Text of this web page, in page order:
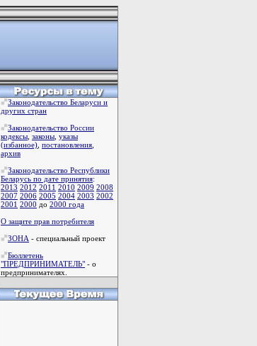
Законодательство Беларуси и
других стран
Законодательство России
кодексы законы указы
(избанное) постановления
архив
Законодательство Республики
Беларусь по дате принятия:
2013 2012 2011 2010 2009 2008
2007 2006 2005 2004 2003 2002
2001 2000 до 2000 года
О защите прав потребителя
ЗОНА - специальный проект
Бюллетень
"ПРЕДПРИНИМАТЕЛЬ" - о
предпринимателях.